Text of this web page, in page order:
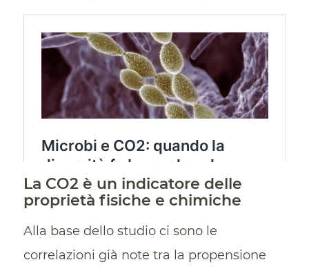
La CO2 è un indicatore delle
proprietà fisiche e chimiche
Alla base dello studio ci sono le
correlazioni già note tra la propensione